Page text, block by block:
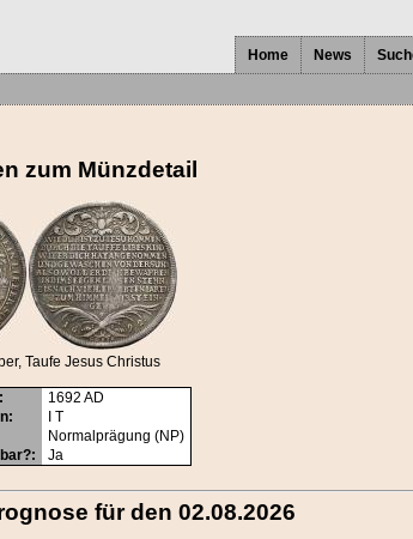
Home News
zum Münzdetail
, Taufe Jesus Christus
: 1692AD
:
I T
Normalprägung (NP)
: Ja
für den 02.08.2026